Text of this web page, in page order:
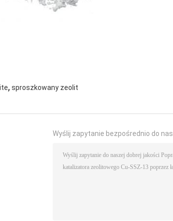
, sproszkowany zeolit
Wyślij zapytanie bezpośrednio do nas